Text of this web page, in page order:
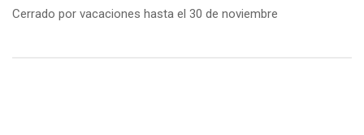
Cerrado por vacaciones hasta el 30 de noviembre